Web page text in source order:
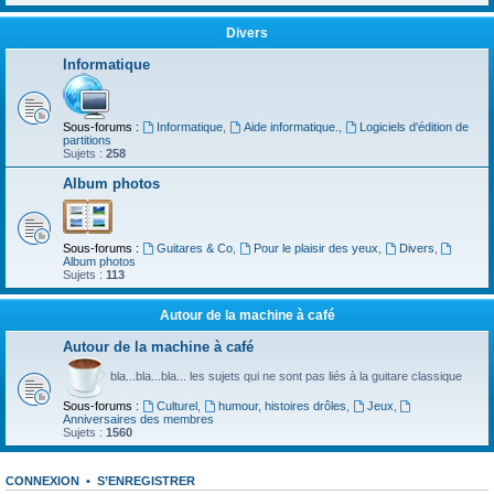
Divers
Informatique
Sous-forums : Informatique, Aide informatique.
Logiciels d'édition de
partitions
Sujets : 258
Album photos
Sous-forums : Guitares & Co, Pour le plaisir des yeux Divers
Album photos
Sujets : 113
Autour de la machine à café
Autour de la machine à café
bla...bla...bla... les sujets qui ne sont pas liés à la guitare classique
Sous-forums : Culturel, humour, histoires drôles Jeux
Anniversaires des membres
Sujets : 1560
CONNEXION • S’ENREGISTRER